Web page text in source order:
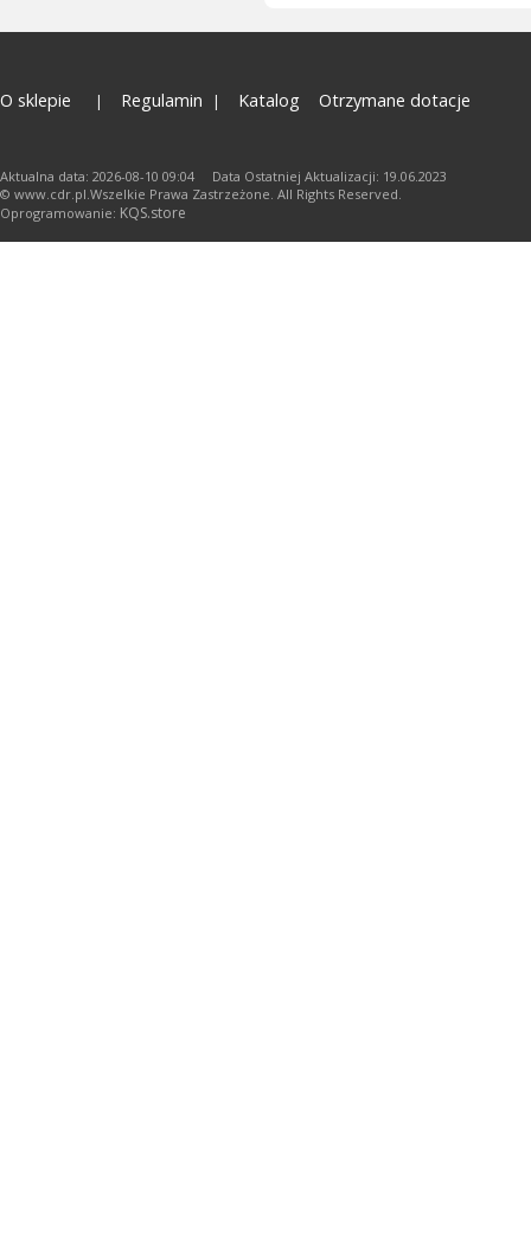
O sklepie Regulamin Katalog Otrzymane dotacje
Aktualna data: 2026-08-10 09:04 Data Ostatniej Aktualizacji: 19.06.2023
© www.cdr.pl.Wszelkie Prawa Zastrzeżone. All Rights Reserved.
Oprogramowanie: KQS.store